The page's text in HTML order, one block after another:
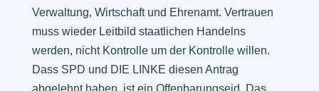
Verwaltung, Wirtschaft und Ehrenamt. Vertrauen
muss wieder Leitbild staatlichen Handelns
werden, nicht Kontrolle um der Kontrolle willen.
Dass SPD und DIE LINKE diesen Antrag
abgelehnt haben, ist ein Offenbarungseid. Das